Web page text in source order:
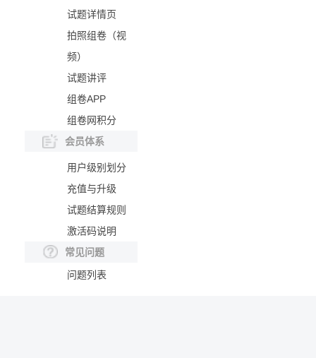
试题详情页
拍照组卷（视
频）
试题讲评
组卷APP
组卷网积分
会员体系
用户级别划分
充值与升级
试题结算规则
激活码说明
常见问题
问题列表